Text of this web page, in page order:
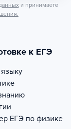
и принимаете
к ЕГЭ
ЕГЭ по физике